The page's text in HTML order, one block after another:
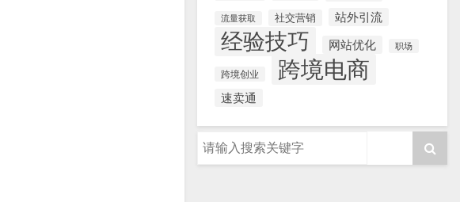
流量获取 社交营销 站外引流
经验技巧 网站优化 职场
跨境创业 跨境电商
速卖通